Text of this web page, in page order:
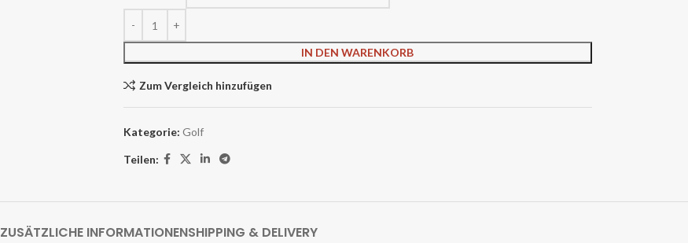
IN DEN WARENKORB
Zum Vergleich hinzufügen
Kategorie: Golf
Teilen:
ZUSÄTZLICHE INFORMATIONENSHIPPING & DELIVERY